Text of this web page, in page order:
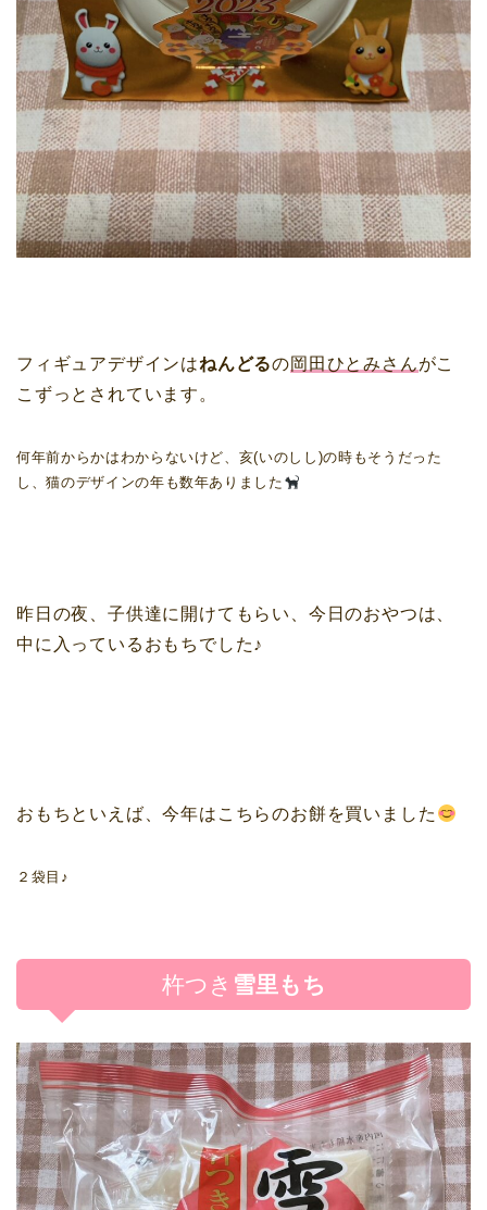
フィギュアデザインはねんどるの岡田ひとみさんがこ
こずっとされています。
何年前からかはわからないけど、亥(いのしし)の時もそうだった
し、猫のデザインの年も数年ありました
昨日の夜、子供達に開けてもらい、今日のおやつは、
中に入っているおもちでした♪
おもちといえば、今年はこちらのお餅を買いました
２袋目♪
杵つき 雪里もち